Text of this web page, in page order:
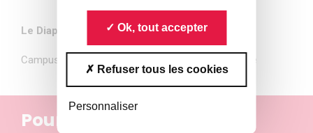
Ok, tout accepter
Refuser tous les cookies
Personnaliser
Le Diapason :
Campus de Beaulieu, Allée Jules Noël, 35000 Renne
Pour ne rien manquer